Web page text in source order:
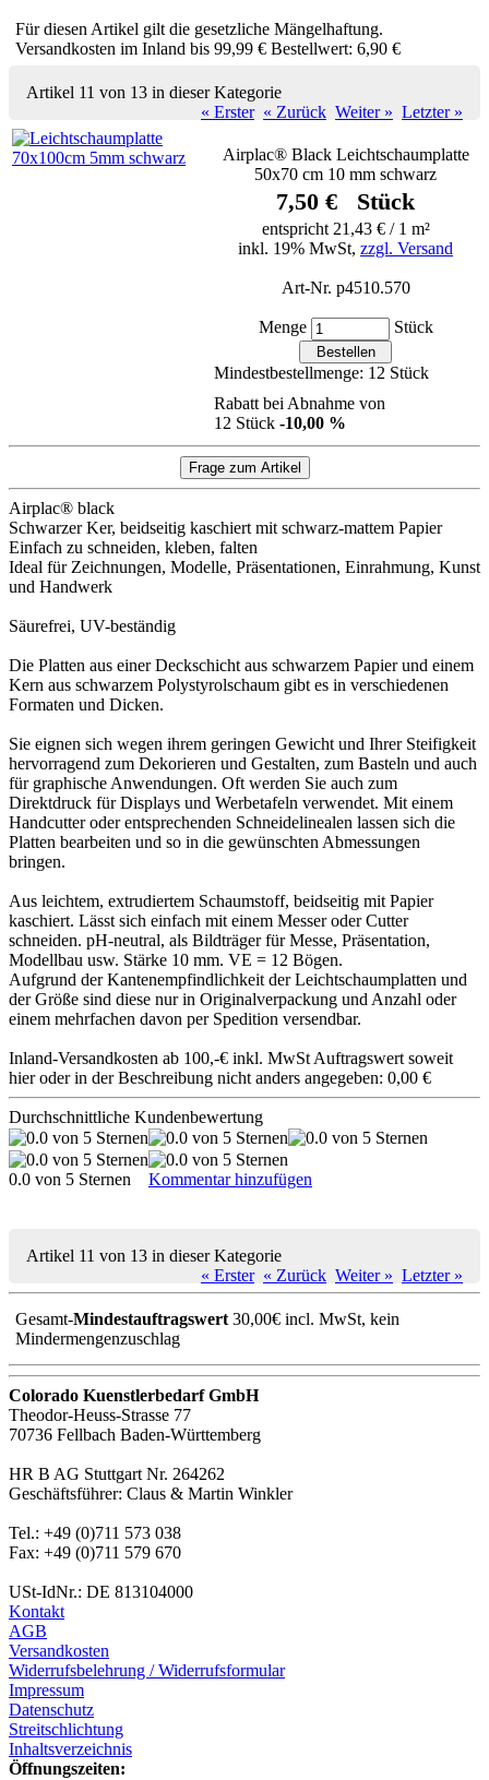
Für diesen Artikel gilt die gesetzliche Mängelhaftung.
Versandkosten im Inland bis 99,99 € Bestellwert: 6,90 €
Artikel 11 von 13 in dieser Kategorie
« Erster « Zurück Weiter » Letzter »
Airplac® Black Leichtschaumplatte
50x70 cm 10 mm schwarz
7,50 € Stück
entspricht 21,43 € / 1 m²
inkl. 19% MwSt, zzgl. Versand
Art-Nr. p4510.570
Menge Stück
Mindestbestellmenge: 12 Stück
Rabatt bei Abnahme von
12 Stück -10,00 %
Airplac® black
Schwarzer Ker, beidseitig kaschiert mit schwarz-mattem Papier
Einfach zu schneiden, kleben, falten
Ideal für Zeichnungen, Modelle, Präsentationen, Einrahmung, Kunst
und Handwerk
Säurefrei, UV-beständig
Die Platten aus einer Deckschicht aus schwarzem Papier und einem
Kern aus schwarzem Polystyrolschaum gibt es in verschiedenen
Formaten und Dicken.
Sie eignen sich wegen ihrem geringen Gewicht und Ihrer Steifigkeit
hervorragend zum Dekorieren und Gestalten, zum Basteln und auch
für graphische Anwendungen. Oft werden Sie auch zum
Direktdruck für Displays und Werbetafeln verwendet. Mit einem
Handcutter oder entsprechenden Schneidelinealen lassen sich die
Platten bearbeiten und so in die gewünschten Abmessungen
bringen.
Aus leichtem, extrudiertem Schaumstoff, beidseitig mit Papier
kaschiert. Lässt sich einfach mit einem Messer oder Cutter
schneiden. pH-neutral, als Bildträger für Messe, Präsentation,
Modellbau usw. Stärke 10 mm. VE = 12 Bögen.
Aufgrund der Kantenempfindlichkeit der Leichtschaumplatten und
der Größe sind diese nur in Originalverpackung und Anzahl oder
einem mehrfachen davon per Spedition versendbar.
Inland-Versandkosten ab 100,-€ inkl. MwSt Auftragswert soweit
hier oder in der Beschreibung nicht anders angegeben: 0,00 €
Durchschnittliche Kundenbewertung
0.0 von 5 Sternen Kommentar hinzufügen
Artikel 11 von 13 in dieser Kategorie
« Erster « Zurück Weiter » Letzter »
Gesamt-Mindestauftragswert 30,00€ incl. MwSt, kein
Mindermengenzuschlag
Colorado Kuenstlerbedarf GmbH
Theodor-Heuss-Strasse 77
70736 Fellbach Baden-Württemberg
HR B AG Stuttgart Nr. 264262
Geschäftsführer: Claus & Martin Winkler
Tel.: +49 (0)711 573 038
Fax: +49 (0)711 579 670
USt-IdNr.: DE 813104000
Kontakt
AGB
Versandkosten
Widerrufsbelehrung / Widerrufsformular
Impressum
Datenschutz
Streitschlichtung
Inhaltsverzeichnis
Öffnungszeiten: